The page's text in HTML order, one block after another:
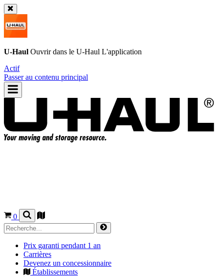
U-Haul Ouvrir dans le U-Haul L'application
Actif
Passer au contenu principal
0
Prix garanti pendant 1 an
Carrières
Devenez un concessionnaire
Établissements